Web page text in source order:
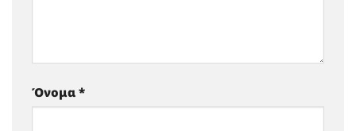
Όνομα *